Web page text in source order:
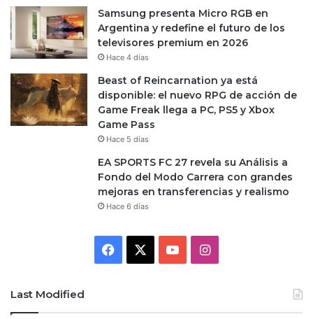
Samsung presenta Micro RGB en
Argentina y redefine el futuro de los
televisores premium en 2026
Hace 4 días
Beast of Reincarnation ya está
disponible: el nuevo RPG de acción de
Game Freak llega a PC, PS5 y Xbox
Game Pass
Hace 5 días
EA SPORTS FC 27 revela su Análisis a
Fondo del Modo Carrera con grandes
mejoras en transferencias y realismo
Hace 6 días
Facebook YouTubeInstagram
Last Modified